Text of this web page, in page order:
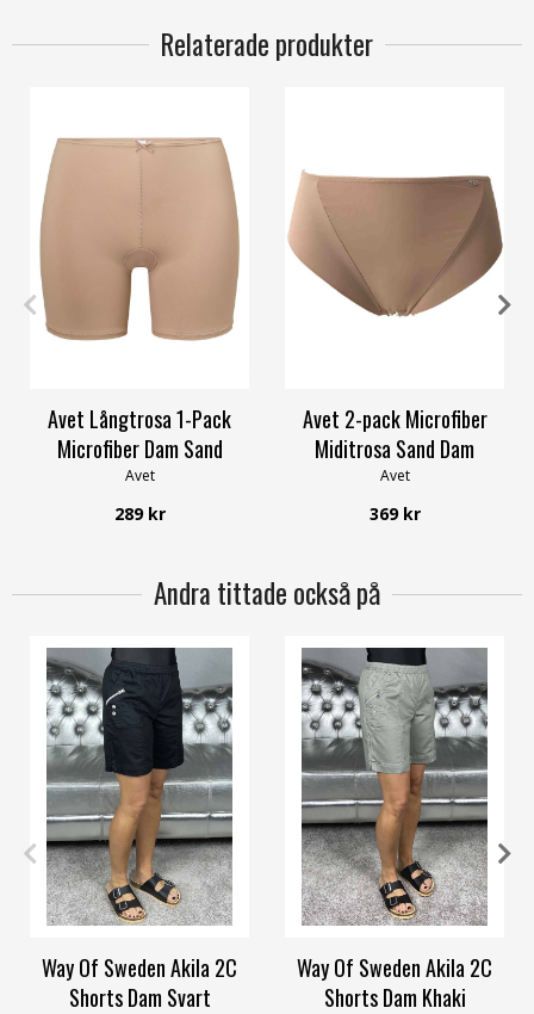
Relaterade produkter
M L
Avet Långtrosa 1-Pack
Microfiber Dam Sand
Avet
289 kr
L XL
Avet 2-pack Microfiber
Miditrosa Sand Dam
Avet
369 kr
Andra tittade också på
XS S L XXL 3XL 4XL
Way Of Sweden Akila 2C
Shorts Dam Svart
XXL 3XL
Way Of Sweden Akila 2C
Shorts Dam Khaki